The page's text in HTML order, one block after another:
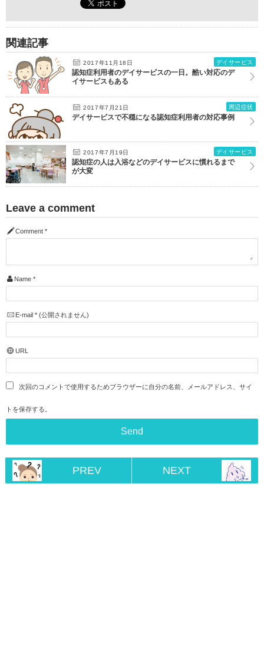
関連記事
2017年11月18日 デイサービス
認知症利用者のデイサービスの一日。酷い対応のデ
イサービスもある
2017年7月21日 周辺症状
デイサービスで不穏になる認知症利用者の対応事例
2017年7月19日 デイサービス
認知症の人は入浴などのデイサービスに慣れるまで
が大変
Leave a comment
Comment *
Name *
E-mail *(公開されません)
URL
次回のコメントで使用するためブラウザーに自分の名前、メールアドレス、サイ
トを保存する。
PREV NEXT